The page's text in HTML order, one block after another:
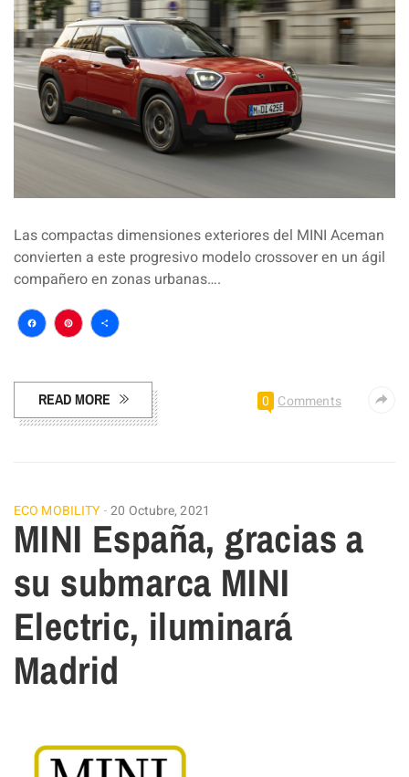
Las compactas dimensiones exteriores del MINI Aceman
convierten a este progresivo modelo crossover en un ágil
compañero en zonas urbanas….
Facebook
Pinterest
Compartir
READ MORE 0 Comments
ECO MOBILITY 20 Octubre, 2021
MINI España, gracias a
su submarca MINI
Electric, iluminará
Madrid